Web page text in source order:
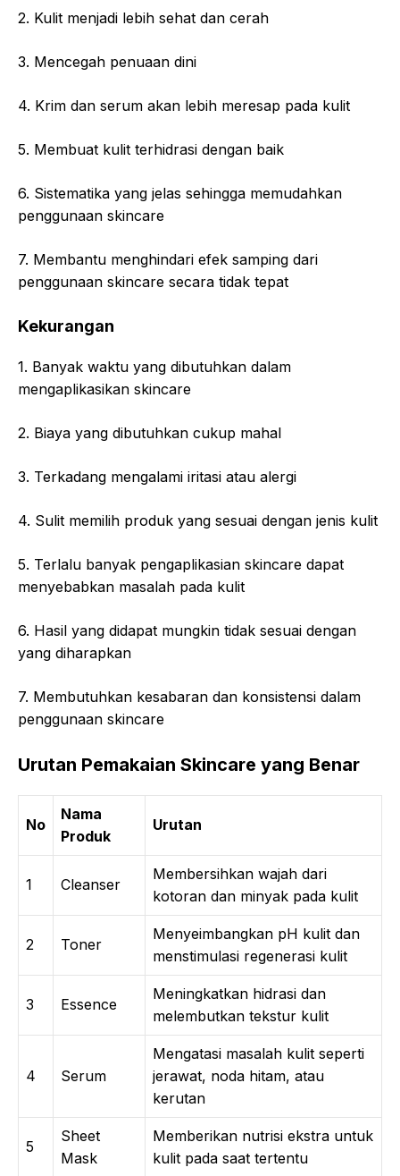
2. Kulit menjadi lebih sehat dan cerah
3. Mencegah penuaan dini
4. Krim dan serum akan lebih meresap pada kulit
5. Membuat kulit terhidrasi dengan baik
6. Sistematika yang jelas sehingga memudahkan
penggunaan skincare
7. Membantu menghindari efek samping dari
penggunaan skincare secara tidak tepat
Kekurangan
1. Banyak waktu yang dibutuhkan dalam
mengaplikasikan skincare
2. Biaya yang dibutuhkan cukup mahal
3. Terkadang mengalami iritasi atau alergi
4. Sulit memilih produk yang sesuai dengan jenis kulit
5. Terlalu banyak pengaplikasian skincare dapat
menyebabkan masalah pada kulit
6. Hasil yang didapat mungkin tidak sesuai dengan
yang diharapkan
7. Membutuhkan kesabaran dan konsistensi dalam
penggunaan skincare
Urutan Pemakaian Skincare yang Benar
No
Nama
Produk
Urutan
1 Cleanser
Membersihkan wajah dari
kotoran dan minyak pada kulit
2 Toner
Menyeimbangkan pH kulit dan
menstimulasi regenerasi kulit
3 Essence
Meningkatkan hidrasi dan
melembutkan tekstur kulit
4 Serum
Mengatasi masalah kulit seperti
jerawat, noda hitam, atau
kerutan
5
Sheet
Mask
Memberikan nutrisi ekstra untuk
kulit pada saat tertentu